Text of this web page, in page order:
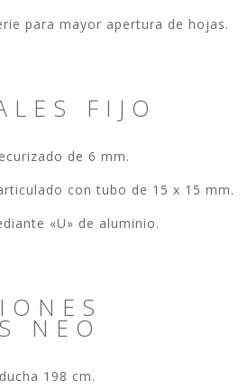
para mayor apertura de hojas.
FIJO
de 6 mm.
con tubo de 15 x 15 mm.
«U» de aluminio.
NEO
198 cm.